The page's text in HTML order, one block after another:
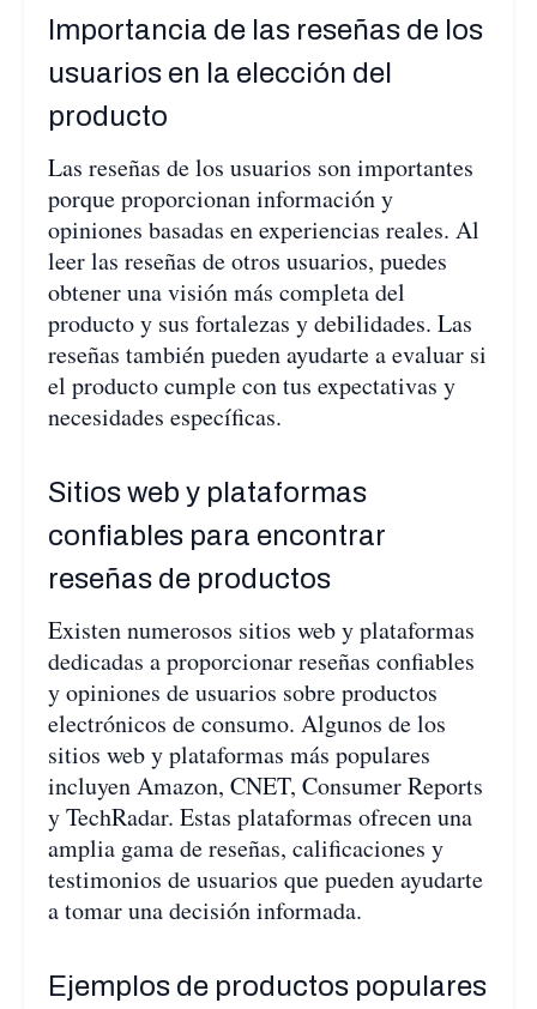
Importancia de las reseñas de los
usuarios en la elección del
producto
Las reseñas de los usuarios son importantes
porque proporcionan información y
opiniones basadas en experiencias reales. Al
leer las reseñas de otros usuarios, puedes
obtener una visión más completa del
producto y sus fortalezas y debilidades. Las
reseñas también pueden ayudarte a evaluar si
el producto cumple con tus expectativas y
necesidades específicas.
Sitios web y plataformas
confiables para encontrar
reseñas de productos
Existen numerosos sitios web y plataformas
dedicadas a proporcionar reseñas confiables
y opiniones de usuarios sobre productos
electrónicos de consumo. Algunos de los
sitios web y plataformas más populares
incluyen Amazon, CNET, Consumer Reports
y TechRadar. Estas plataformas ofrecen una
amplia gama de reseñas, calificaciones y
testimonios de usuarios que pueden ayudarte
a tomar una decisión informada.
Ejemplos de productos populares